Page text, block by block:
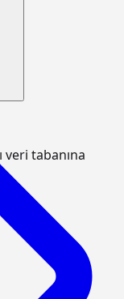
veri tabanına